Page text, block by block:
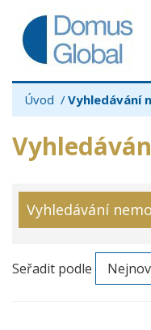
Úvod Vyhledávání
Vyhledávání
Seřadit podle